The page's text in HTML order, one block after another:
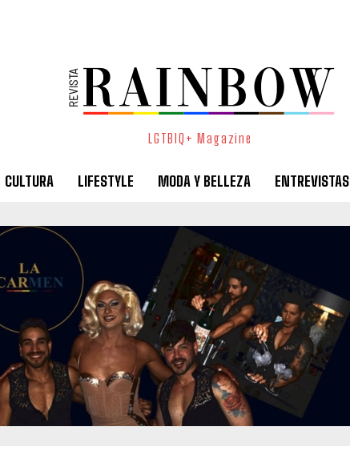
LGTBIQ+ Magazine
CULTURA LIFESTYLE MODA Y BELLEZA ENTREVISTAS